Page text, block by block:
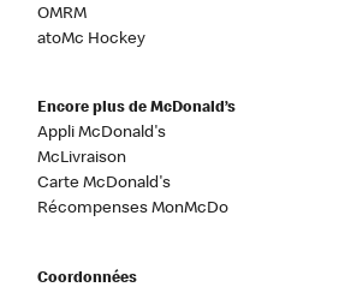
OMRM
atoMc Hockey
Encore plus de McDonald’s
Appli McDonald's
McLivraison
Carte McDonald's
Récompenses MonMcDo
Coordonnées